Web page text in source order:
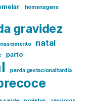
homenagens
gravidez
nascimento natal
parto
perda gestacional tardia